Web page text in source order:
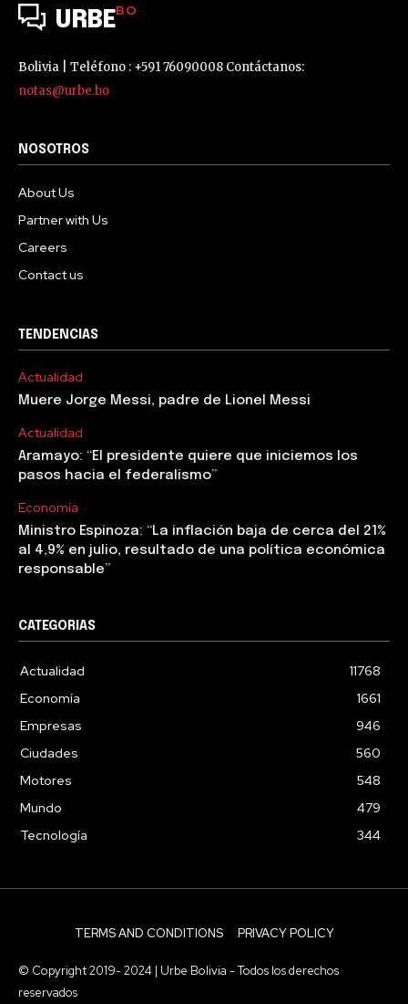
URBEBO
Bolivia | Teléfono : +591 76090008 Contáctanos:
notas@urbe.bo
NOSOTROS
About Us
Partner with Us
Careers
Contact us
TENDENCIAS
Actualidad
Muere Jorge Messi, padre de Lionel Messi
Actualidad
Aramayo: “El presidente quiere que iniciemos los
pasos hacia el federalismo”
Economía
Ministro Espinoza: “La inflación baja de cerca del 21%
al 4,9% en julio, resultado de una política económica
responsable”
CATEGORIAS
Actualidad
11768
Economía
1661
Empresas
946
Ciudades
560
Motores
548
Mundo
479
Tecnología
344
TERMS AND CONDITIONS PRIVACY POLICY
© Copyright 2019- 2024 | Urbe Bolivia - Todos los derechos
reservados